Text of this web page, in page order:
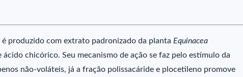
é produzido com extrato padronizado da planta Equinacea
chicórico. Seu mecanismo de ação se faz pelo estímulo da
não-voláteis, já a fração polissacáride e plocetileno promove